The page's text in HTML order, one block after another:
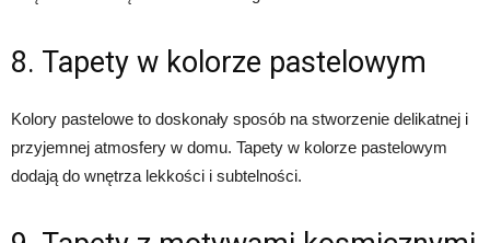
8. Tapety w kolorze pastelowym
Kolory pastelowe to doskonały sposób na stworzenie delikatnej i
przyjemnej atmosfery w domu. Tapety w kolorze pastelowym
dodają do wnętrza lekkości i subtelności.